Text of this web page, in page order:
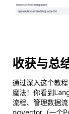
收获与总
通过深入这个教
魔法！你看到
流程、管理数据
pgvector（一个